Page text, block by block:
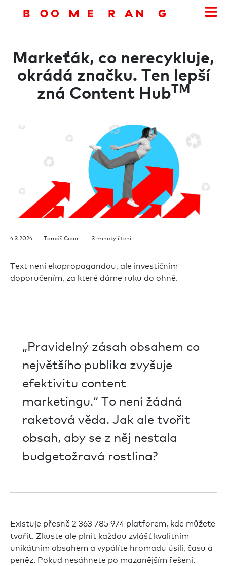
Markeťák, co nerecykluje,
okrádá značku. Ten lepší
zná Content HubTM
4.3.2024 Tomáš Cibor 3 minuty čtení
Text není ekopropagandou, ale investičním
doporučením, za které dáme ruku do ohně.
„Pravidelný zásah obsahem co
největšího publika zvyšuje
efektivitu content
marketingu.“ To není žádná
raketová věda. Jak ale tvořit
obsah, aby se z něj nestala
budgetožravá rostlina?
Existuje přesně 2 363 785 974 platforem, kde můžete
tvořit. Zkuste ale plnit každou zvlášť kvalitním
unikátním obsahem a vypálíte hromadu úsilí, času a
peněz. Pokud nesáhnete po mazanějším řešení.